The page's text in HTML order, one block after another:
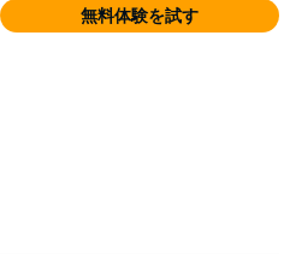
無料体験を試す